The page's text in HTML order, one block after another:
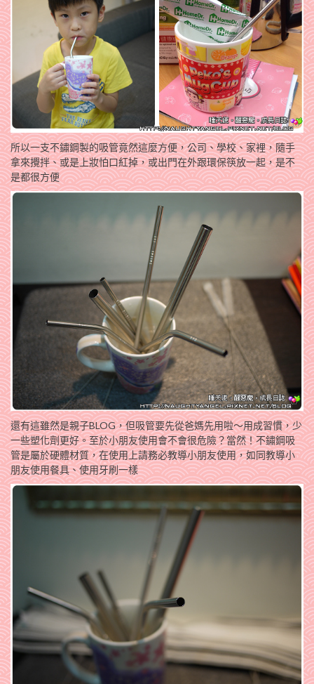
所以一支不鏽鋼製的吸管竟然這麼方便，公司、學校、家裡，隨手
拿來攪拌、或是上妝怕口紅掉，或出門在外跟環保筷放一起，是不
是都很方便
還有這雖然是親子BLOG，但吸管要先從爸媽先用啦～用成習慣，少
一些塑化劑更好。至於小朋友使用會不會很危險？當然！不鏽鋼吸
管是屬於硬體材質，在使用上請務必教導小朋友使用，如同教導小
朋友使用餐具、使用牙刷一樣